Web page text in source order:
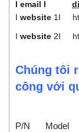
I email I
I website 1I
I website 2I
Chúng tôi
công với
P/N Model